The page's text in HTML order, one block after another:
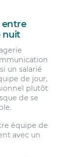
entre
nuit
un salarié
de jour,
plutôt
de se
équipe de
avec un